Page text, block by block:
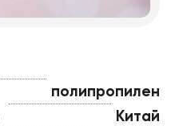
полипропилен
Китай